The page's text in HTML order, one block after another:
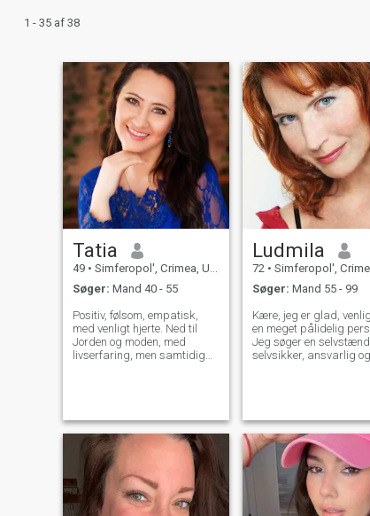
1 - 35 af 38
Tatia
49 • Simferopol', Crimea, Ukraine
Søger: Mand 40 - 55
Positiv, følsom, empatisk,
med venligt hjerte. Ned til
Jorden og moden, med
livserfaring, men samtidig
møde min Mr. Right og til at
skabe stærke kærlige forhold
til slutningen. Klar til
videoopkald, så snart vi får
reel interesse for hinanden og
til personligt møde i
virkeligheden. For mig er
Ludmila
72 • Simferopol', Crimea,
Søger: Mand 55 - 99
Kære, jeg er glad,
en meget pålidelig
Jeg søger en
selvsikker, ansvarlig og
hvor folk elsker og
respekterer hinanden,
stor omsorg for
hvor vi kan tilbringe tid
sammen med og have
sjovt. Og jeg håber at
en mand, som jeg helt